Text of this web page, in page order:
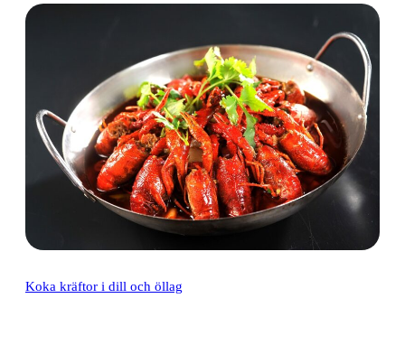
Koka kräftor i dill och öllag